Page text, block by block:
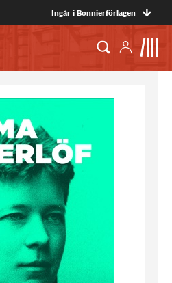
Ingår i Bonnierförlagen